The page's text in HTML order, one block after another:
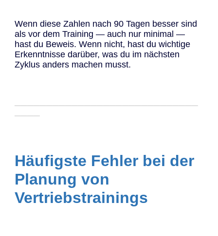
Wenn diese Zahlen nach 90 Tagen besser sind
als vor dem Training — auch nur minimal —
hast du Beweis. Wenn nicht, hast du wichtige
Erkenntnisse darüber, was du im nächsten
Zyklus anders machen musst.
─────────────────────────────
────
Häufigste Fehler bei der
Planung von
Vertriebstrainings